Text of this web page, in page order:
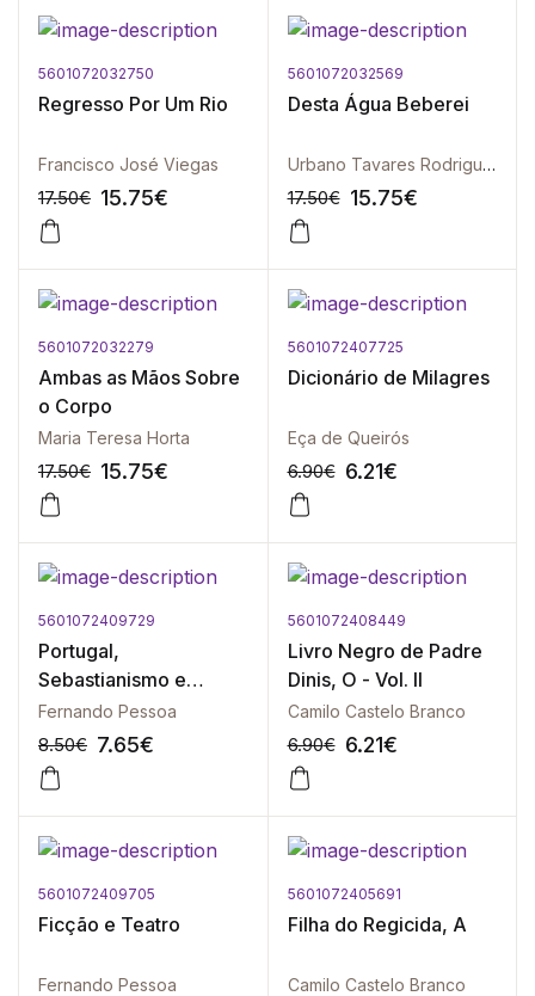
5601072032750
Regresso Por Um Rio
Francisco José Viegas
17.50€ 15.75€
5601072032569
Desta Água Beberei
Urbano Tavares Rodrigues
17.50€ 15.75€
5601072032279
Ambas as Mãos Sobre
o Corpo
Maria Teresa Horta
17.50€ 15.75€
5601072407725
Dicionário de Milagres
Eça de Queirós
6.90€ 6.21€
5601072409729
Portugal,
Sebastianismo e
Quinto Império
Fernando Pessoa
8.50€ 7.65€
5601072408449
Livro Negro de Padre
Dinis, O - Vol. II
Camilo Castelo Branco
6.90€ 6.21€
5601072409705
Ficção e Teatro
Fernando Pessoa
5601072405691
Filha do Regicida, A
Camilo Castelo Branco